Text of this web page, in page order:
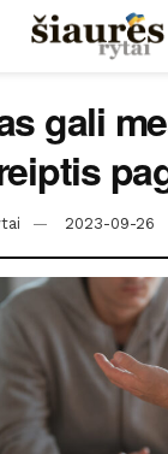
gali
2023-09-26